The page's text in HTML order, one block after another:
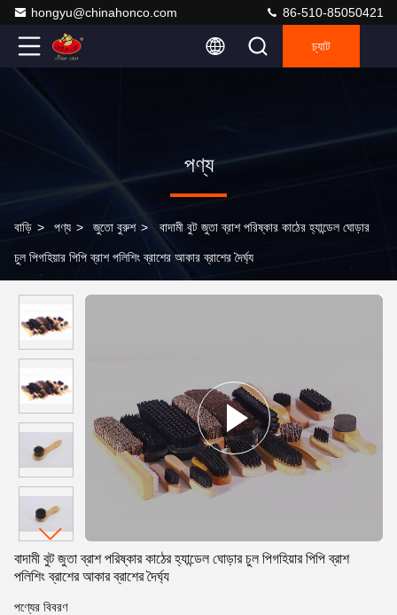
hongyu@chinahonco.com 86-510-85050421
চ্যাট
পণ্য
বাড়ি > পণ্য > জুতো বুরুশ > বাদামী বুট জুতা ব্রাশ পরিষ্কার কাঠের হ্যান্ডেল ঘোড়ার
চুল পিগহিয়ার পিপি ব্রাশ পলিশিং ব্রাশের আকার ব্রাশের দৈর্ঘ্য
বাদামী বুট জুতা ব্রাশ পরিষ্কার কাঠের হ্যান্ডেল ঘোড়ার চুল পিগহিয়ার পিপি ব্রাশ
পলিশিং ব্রাশের আকার ব্রাশের দৈর্ঘ্য
পণ্যের বিবরণ